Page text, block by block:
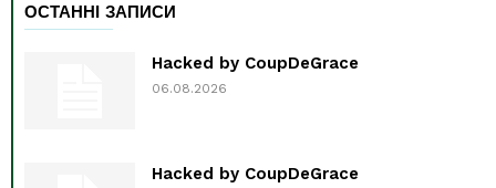
ОСТАННІ ЗАПИСИ
Hacked by CoupDeGrace
06.08.2026
Hacked by CoupDeGrace